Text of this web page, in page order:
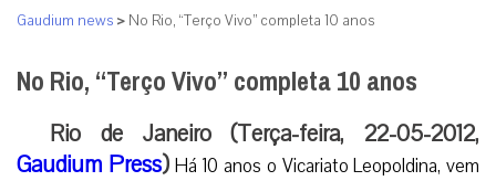
Gaudium news > No Rio, “Terço Vivo” completa 10 anos
No Rio, “Terço Vivo” completa 10 anos
Rio de Janeiro (Terça-feira, 22-05-2012,
Gaudium Press)Há 10 anos o Vicariato Leopoldina, vem